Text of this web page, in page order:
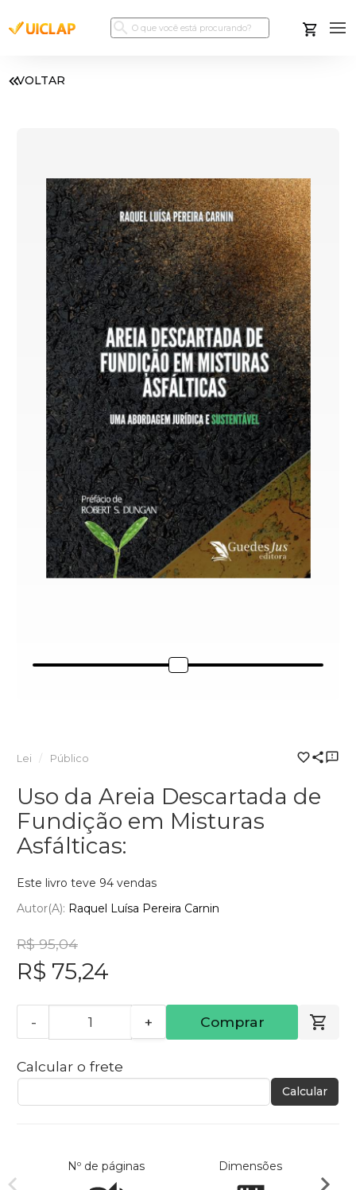
VOLTAR
Lei Público
Uso da Areia Descartada de
Fundição em Misturas
Asfálticas:
Este livro teve 94 vendas
Autor(a): Raquel Luísa Pereira Carnin
R$ 95,04
R$ 75,24
- + Comprar
Calcular o frete
Calcular
Nº de páginas Dimensões